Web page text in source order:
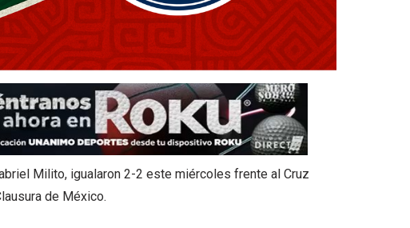
Milito, igualaron 2-2 este miércoles frente al Cruz
de México.